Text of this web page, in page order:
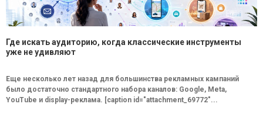
Где искать аудиторию, когда классические инструменты
уже не удивляют
Еще несколько лет назад для большинства рекламных кампаний
было достаточно стандартного набора каналов: Google, Meta,
YouTube и display-реклама. [caption id="attachment_69772"...